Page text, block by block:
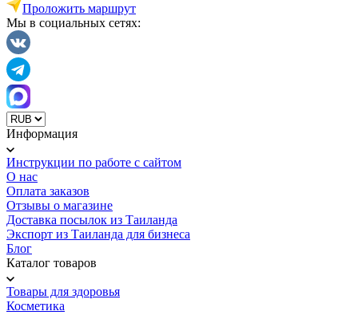
Проложить маршрут
Мы в социальных сетях:
Информация
Инструкции по работе с сайтом
О нас
Оплата заказов
Отзывы о магазине
Доставка посылок из Таиланда
Экспорт из Таиланда для бизнеса
Блог
Каталог товаров
Товары для здоровья
Косметика